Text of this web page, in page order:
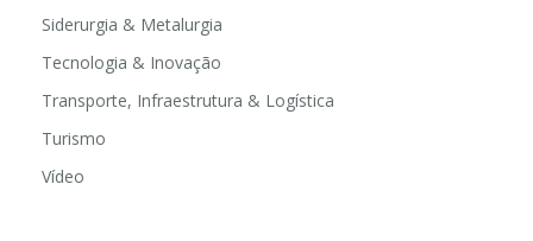
Siderurgia & Metalurgia
Tecnologia & Inovação
Transporte, Infraestrutura & Logística
Turismo
Vídeo